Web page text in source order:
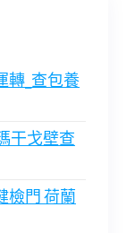
轉_查包養
干戈壁查
檢門 荷蘭